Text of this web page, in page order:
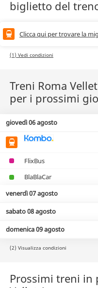
biglietto del
Clicca qui per trovare la
(1) Vedi condizioni
Treni Roma
per i prossimi
giovedì 06 agosto
FlixBus
BlaBlaCar
venerdì 07 agosto
sabato 08 agosto
domenica 09 agosto
(2) Visualizza condizioni
Prossimi treni in